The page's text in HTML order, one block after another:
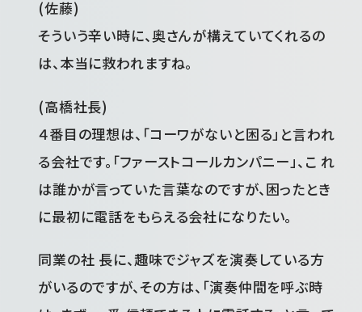
(佐藤)
そういう辛い時に、奥さんが構えていてくれるの
は、本当に救われますね。
(高橋社長)
４番目の理想は、「コーワがないと困る」と言われ
る会社です。「ファーストコールカンパニー」、こ れ
は誰かが言っていた言葉なのですが、困ったとき
に最初に電話をもらえる会社になりたい。
同業の社 長に、趣味でジャズを演奏している方
がいるのですが、その方は、「演奏仲間を呼ぶ時